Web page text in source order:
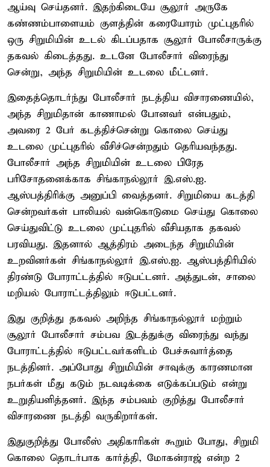
ஆய்வு செய்தனர். இதற்கிடையே சூலூர் அருகே
கண்ணம்பாளையம் குளத்தின் கரையோரம் முட்புதரில்
ஒரு சிறுமியின் உடல் கிடப்பதாக சூலூர் போலீசாருக்கு
தகவல் கிடைத்தது. உடனே போலீசார் விரைந்து
சென்று, அந்த சிறுமியின் உடலை மீட்டனர்.
இதைத்தொடர்ந்து போலீசார் நடத்திய விசாரணையில்,
அந்த சிறுமிதான் காணாமல் போனவர் என்பதும்,
அவரை 2 பேர் கடத்திச்சென்று கொலை செய்து
உடலை முட்புதரில் வீசிச்சென்றதும் தெரியவந்தது.
போலீசார் அந்த சிறுமியின் உடலை பிரேத
பரிசோதனைக்காக சிங்காநல்லூர் இ.எஸ்.ஐ.
ஆஸ்பத்திரிக்கு அனுப்பி வைத்தனர். சிறுமியை கடத்தி
சென்றவர்கள் பாலியல் வன்கொடுமை செய்து கொலை
செய்துவிட்டு உடலை முட்புதரில் வீசியதாக தகவல்
பரவியது. இதனால் ஆத்திரம் அடைந்த சிறுமியின்
உறவினர்கள் சிங்காநல்லூர் இ.எஸ்.ஐ. ஆஸ்பத்திரியில்
திரண்டு போராட்டத்தில் ஈடுபட்டனர். அத்துடன், சாலை
மறியல் போராட்டத்திலும் ஈடுபட்டனர்.
இது குறித்து தகவல் அறிந்த சிங்காநல்லூர் மற்றும்
சூலூர் போலீசார் சம்பவ இடத்துக்கு விரைந்து வந்து
போராட்டத்தில் ஈடுபட்டவர்களிடம் பேச்சுவார்த்தை
நடத்தினர். அப்போது சிறுமியின் சாவுக்கு காரணமான
நபர்கள் மீது கடும் நடவடிக்கை எடுக்கப்படும் என்று
உறுதியளித்தனர். இந்த சம்பவம் குறித்து போலீசார்
விசாரணை நடத்தி வருகிறார்கள்.
இதுகுறித்து போலீஸ் அதிகாரிகள் கூறும் போது, சிறுமி
கொலை தொடர்பாக கார்த்தி, மோகன்ராஜ் என்ற 2